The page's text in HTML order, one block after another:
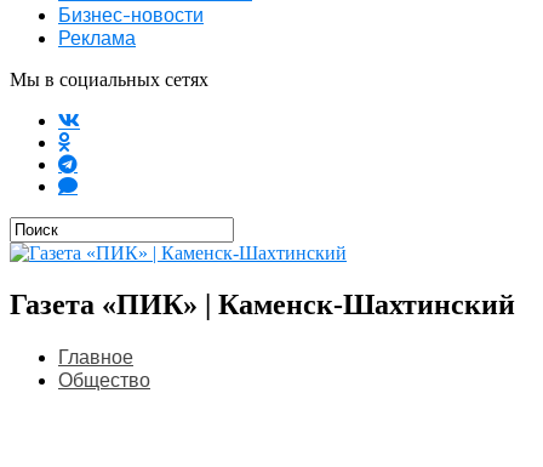
Бизнес-новости
Реклама
Мы в социальных сетях
Газета «ПИК» | Каменск-Шахтинский
Главное
Общество